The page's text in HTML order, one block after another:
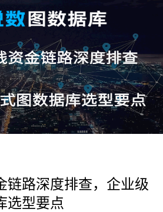
链路深度排查，企业级
选型要点